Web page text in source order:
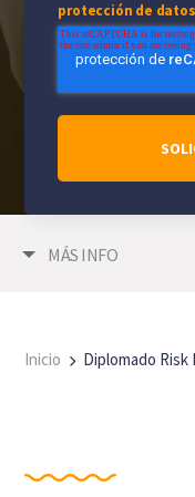
protección de datos
MÁS INFO
Inicio Diplomado Risk